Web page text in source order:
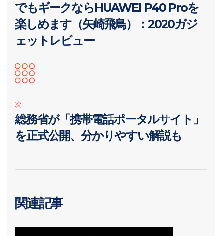
でもギークならHUAWEI P40 Proを
楽しめます（矢崎飛鳥）：2020ガジ
ェットレビュー
次
総務省が「携帯電話ポータルサイト」
を正式公開、分かりやすい解説も
関連記事